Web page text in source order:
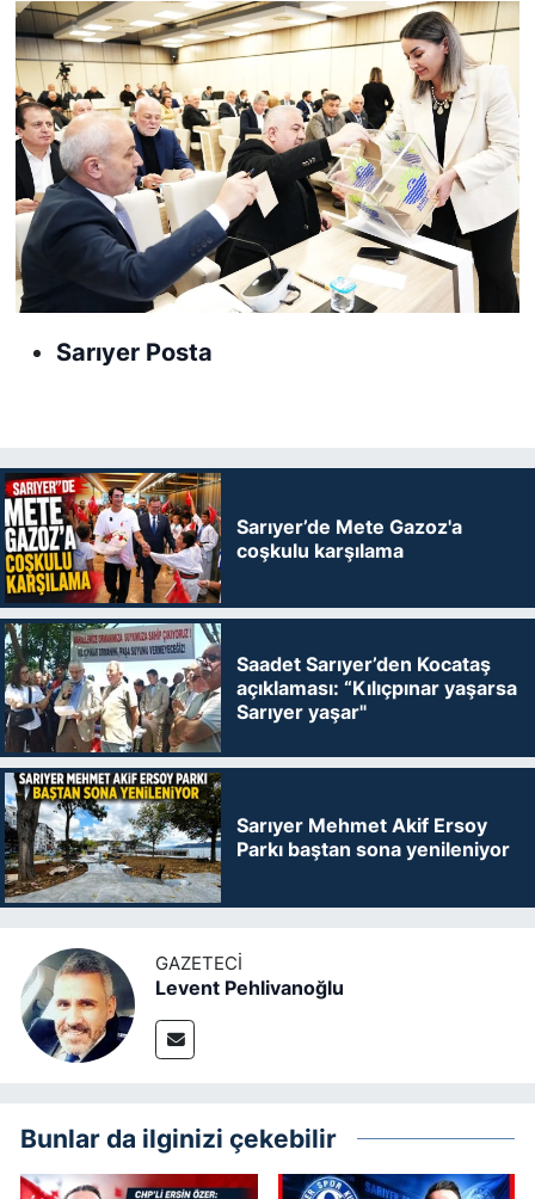
Sarıyer Posta
Sarıyer’de Mete Gazoz'a
coşkulu karşılama
Saadet Sarıyer’den Kocataş
açıklaması: “Kılıçpınar yaşarsa
Sarıyer yaşar"
Sarıyer Mehmet Akif Ersoy
Parkı baştan sona yenileniyor
GAZETECI
Levent Pehlivanoğlu
Bunlar da ilginizi çekebilir